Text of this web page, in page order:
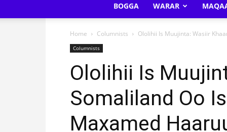
BOGGA WARAR
Home Columnists Ololihii Is Muujinta: Wasiir
Columnists
Ololihii Is
Somaliland Oo
Maxamed